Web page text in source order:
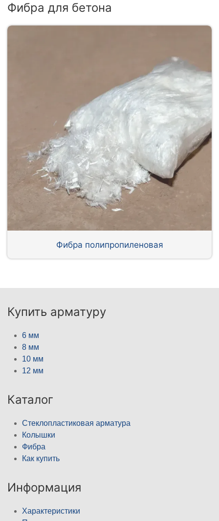
Фибра для бетона
Фибра полипропиленовая
Купить арматуру
6 мм
8 мм
10 мм
12 мм
Каталог
Стеклопластиковая арматура
Колышки
Фибра
Как купить
Информация
Характеристики